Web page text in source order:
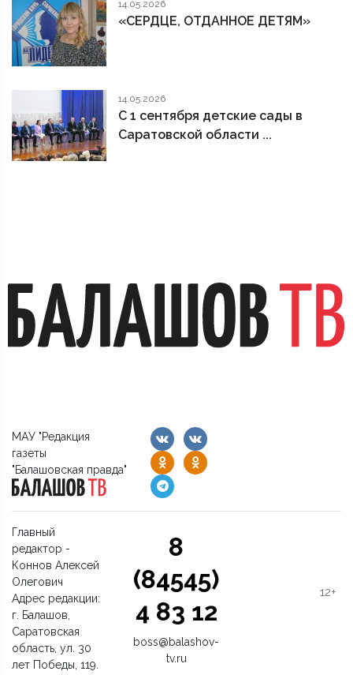
14.05.2026
«СЕРДЦЕ, ОТДАННОЕ ДЕТЯМ»
14.05.2026
С 1 сентября детские сады в
Саратовской области ...
МАУ "Редакция
газеты
"Балашовская правда"
Главный
редактор -
Коннов Алексей
Олегович
Адрес редакции:
г. Балашов,
Саратовская
область, ул. 30
лет Победы, 119.
8
(84545)
4 83 12
boss@balashov-
tv.ru
12+